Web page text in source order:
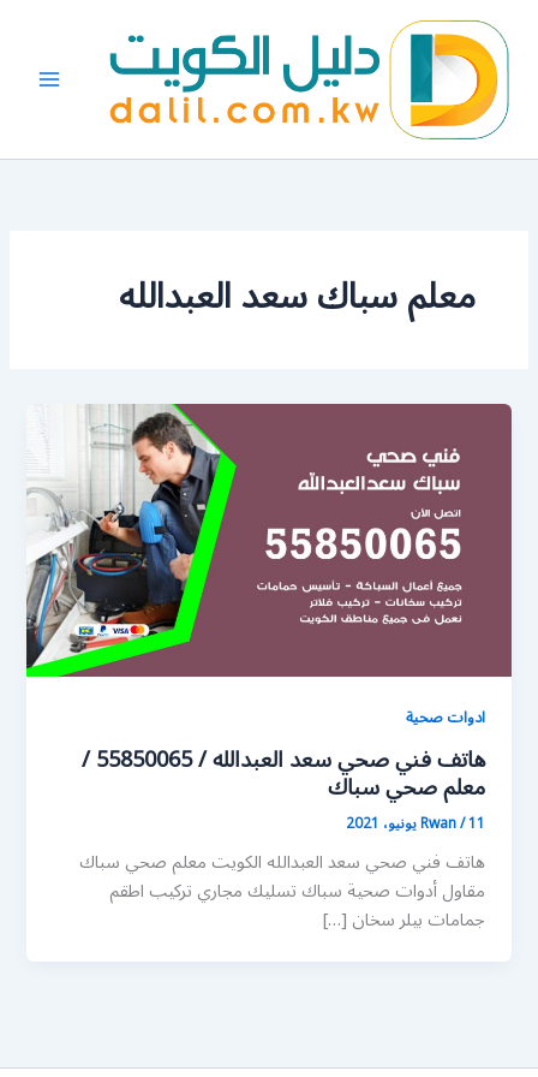
المحتوى
معلم سباك سعد العبدالله
ادوات صحية
هاتف فني صحي سعد العبدالله / 55850065 /
معلم صحي سباك
Rwan/11 يونيو، 2021
هاتف فني صحي سعد العبدالله الكويت معلم صحي سباك
مقاول أدوات صحية سباك تسليك مجاري تركيب اطقم
جمامات بيلر سخان […]